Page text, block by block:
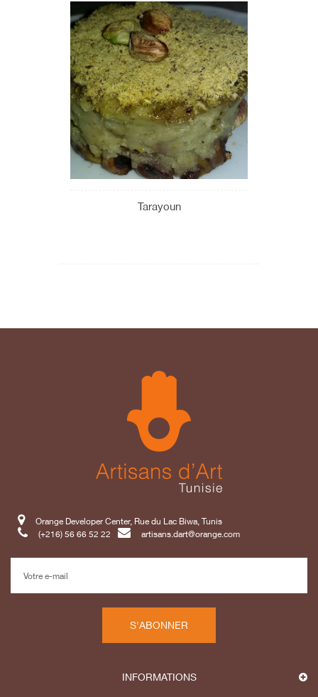
Tarayoun
Orange Developer Center, Rue du Lac Biwa, Tunis
(+216) 56 66 52 22
artisans.dart@orange.com
S'ABONNER
INFORMATIONS